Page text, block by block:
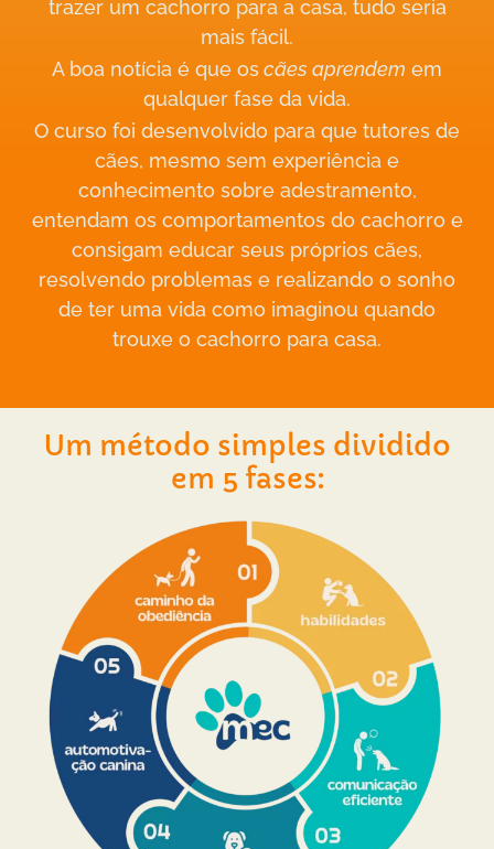
trazer um cachorro para a casa, tudo seria
mais fácil.
A boa notícia é que oscães aprendem em
qualquer fase da vida.
O curso foi desenvolvido para que tutores de
cães, mesmo sem experiência e
conhecimento sobre adestramento,
entendam os comportamentos do cachorro e
consigam educar seus próprios cães,
resolvendo problemas e realizando o sonho
de ter uma vida como imaginou quando
trouxe o cachorro para casa.
Um método simples dividido
em 5 fases: